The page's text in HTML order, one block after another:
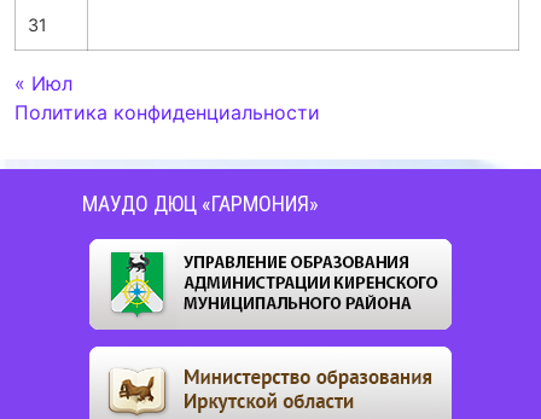
31
« Июл
Политика конфиденциальности
МАУДО ДЮЦ «ГАРМОНИЯ»